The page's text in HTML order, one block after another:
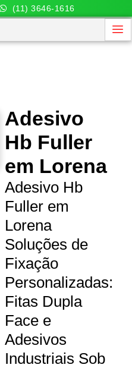
(11) 3646-1616
Adesivo
Hb Fuller
em Lorena
Adesivo Hb
Fuller em
Lorena
Soluções de
Fixação
Personalizadas:
Fitas Dupla
Face e
Adesivos
Industriais Sob